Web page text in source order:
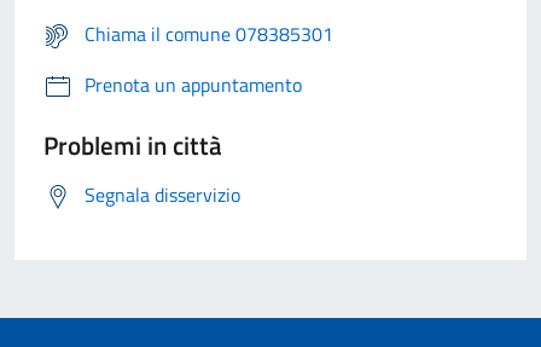
Chiama il comune 078385301
Prenota un appuntamento
Problemi in città
Segnala disservizio